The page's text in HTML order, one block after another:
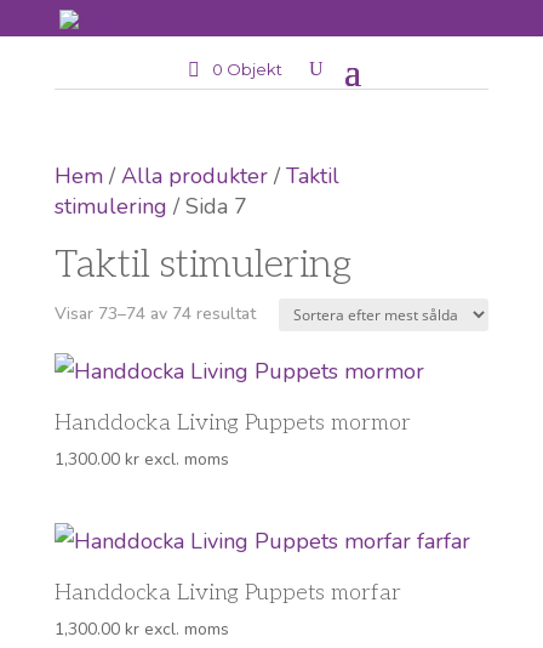
0 Objekt
Hem/Alla produkter/Taktil
stimulering / Sida 7
Taktil stimulering
Visar 73–74 av 74 resultatSortera
popularitet
Handdocka Living Puppets mormor
1,300.00 krexcl. moms
Handdocka Living Puppets morfar
1,300.00 krexcl. moms